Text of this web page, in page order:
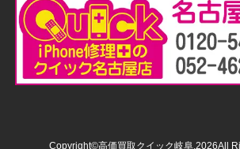
Copyright©高価買取クイック岐阜,2026All